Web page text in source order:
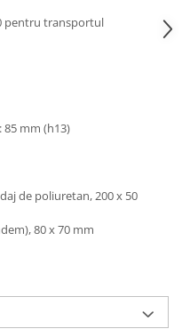
pentru transportul
mm (h13)
de poliuretan, 200 x 50
80 x 70 mm